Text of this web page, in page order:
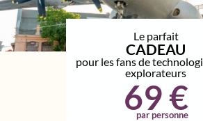
Le parfait
CADEAU
pour les fans de
explorateurs
69 €
par personne